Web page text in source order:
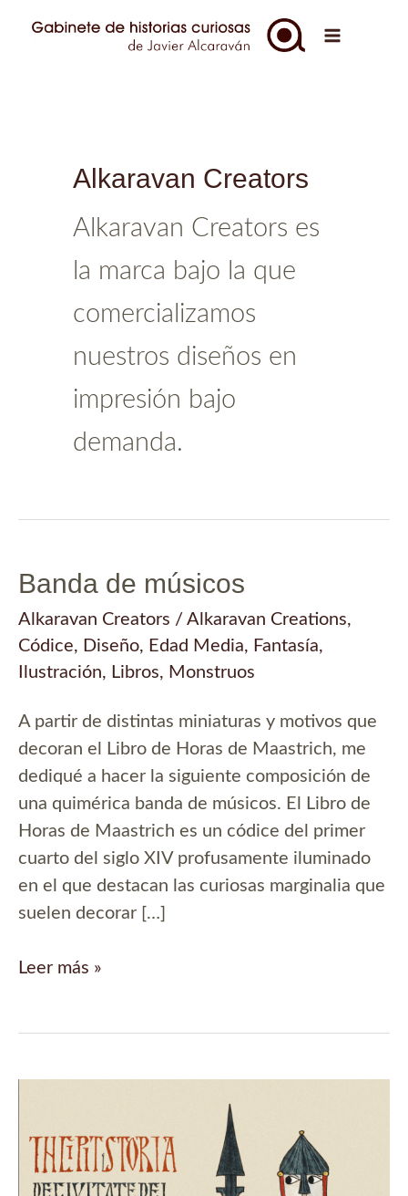
Alkaravan Creators
Alkaravan Creators es
la marca bajo la que
comercializamos
nuestros diseños en
impresión bajo
demanda.
Banda de músicos
Alkaravan Creators / Alkaravan Creations,
Códice, Diseño, Edad Media, Fantasía,
Ilustración, Libros, Monstruos
A partir de distintas miniaturas y motivos que
decoran el Libro de Horas de Maastrich, me
dediqué a hacer la siguiente composición de
una quimérica banda de músicos. El Libro de
Horas de Maastrich es un códice del primer
cuarto del siglo XIV profusamente iluminado
en el que destacan las curiosas marginalia que
suelen decorar […]
Banda
Leer más »